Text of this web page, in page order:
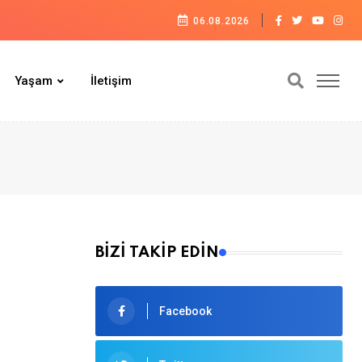
06.08.2026
Yaşam İletişim
BİZİ TAKİP EDİN
Facebook